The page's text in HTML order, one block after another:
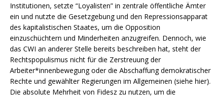
Institutionen, setzte “Loyalisten” in zentrale öffentliche Ämter
ein und nutzte die Gesetzgebung und den Repressionsapparat
des kapitalistischen Staates, um die Opposition
einzuschüchtern und Minderheiten anzugreifen. Dennoch, wie
das CWI an anderer Stelle bereits beschreiben hat, steht der
Rechtspopulismus nicht für die Zerstreuung der
Arbeiter*innenbewegung oder die Abschaffung demokratischer
Rechte und gewählter Regierungen im Allgemeinen (siehe hier).
Die absolute Mehrheit von Fidesz zu nutzen, um die